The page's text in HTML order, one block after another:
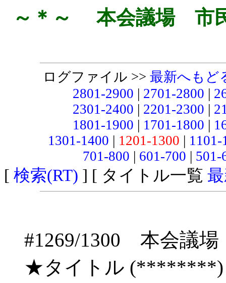
～＊～ 本会議場 市
ログファイル >> 最新へもど
2801-2900 | 2701-2800 |
2301-2400 | 2201-2300 |
1801-1900 | 1701-1800 |
1301-1400 | 1201-1300 |
701-800 | 601-700 |
[ 検索(RT) ] [ タイトル一覧
#1269/1300 本会
★タイトル (********)